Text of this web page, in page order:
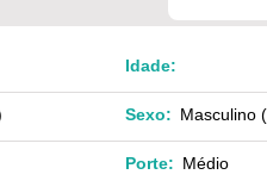
Idade:
Sexo: Masculino
Porte: Médio